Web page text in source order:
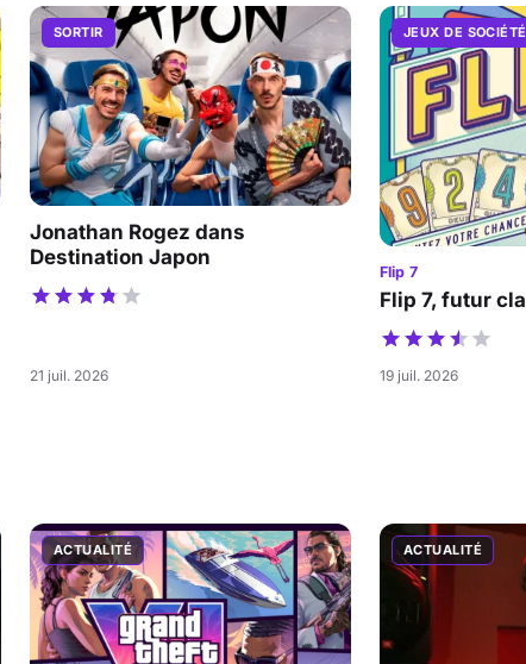
SORTIR
Jonathan Rogez dans
Destination Japon
21 juil. 2026
JEUX DE SOCIÉTÉ
Flip 7
Flip 7, futur
19 juil. 2026
ACTUALITÉ ACTUALITÉ